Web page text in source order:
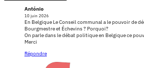
António
10 juin 2026
En Belgique Le Conseil communal a le pouvoir de
Bourgmestre et Échevins ? Porquoi?
On parle dans le débat politique en Belgique ce
Merci
Répondre